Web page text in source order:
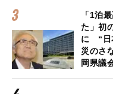
「1泊
た」初
に “日
災のさ
岡県議